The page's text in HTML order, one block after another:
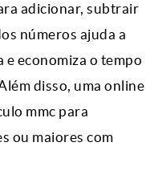
adicionar, subtrair
números ajuda a
economiza o tempo
disso, uma online
mmc para
ou maiores com